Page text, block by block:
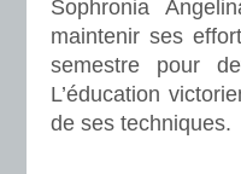
Sophronia
maintenir ses
semestre pour
L’éducation
de ses techniques.